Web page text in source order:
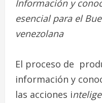
Información y
esencial para el
venezolana
El proceso de
información y
las acciones i